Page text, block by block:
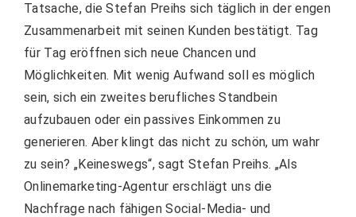
Tatsache, die Stefan Preihs sich täglich in der engen
Zusammenarbeit mit seinen Kunden bestätigt. Tag
für Tag eröffnen sich neue Chancen und
Möglichkeiten. Mit wenig Aufwand soll es möglich
sein, sich ein zweites berufliches Standbein
aufzubauen oder ein passives Einkommen zu
generieren. Aber klingt das nicht zu schön, um wahr
zu sein? „Keineswegs“, sagt Stefan Preihs. „Als
Onlinemarketing-Agentur erschlägt uns die
Nachfrage nach fähigen Social-Media- und